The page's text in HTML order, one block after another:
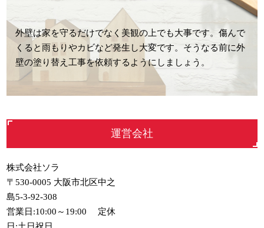
外壁は家を守るだけでなく美観の上でも大事です。傷んで
くると雨もりやカビなど発生し大変です。そうなる前に外
壁の塗り替え工事を依頼するようにしましょう。
運営会社
株式会社ソラ
〒530-0005 大阪市北区中之
島5-3-92-308
営業日:10:00～19:00 定休
日:土日祝日